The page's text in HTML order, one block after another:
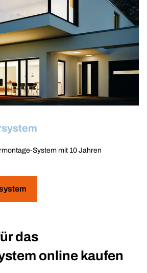
System mit 10 Jahren
das
online kaufen